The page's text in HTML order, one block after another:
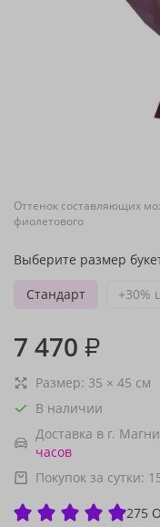
Оттенок составляющих
фиолетового
Выберите размер
Стандарт
+30%
7 470 ₽
Размер: 35 × 45 см
В наличии
Доставка в г.
часов
Покупок за сутки:
275